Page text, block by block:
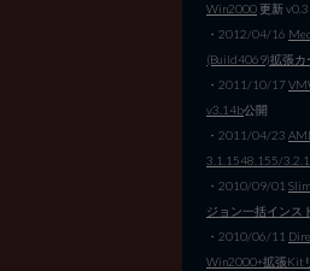
Win2000更新
・2012/04/16
(Build4069)拡張カ
・2011/10/17
v3.14b公開
・2011/04/23
3.1.1548.155/
・2010/09/01
ジョン一括インス
・2010/06/11
Win2000+拡張Kit